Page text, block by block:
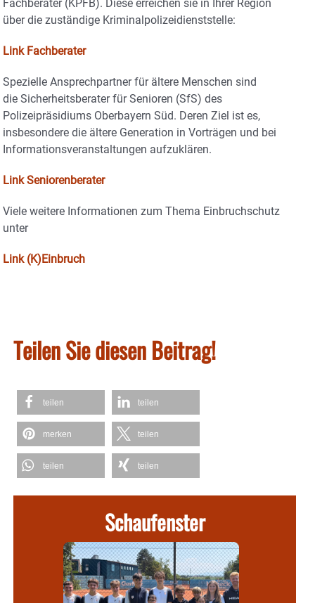
Fachberater (KPFB). Diese erreichen sie in Ihrer Region
über die zuständige Kriminalpolizeidienststelle:
Link Fachberater
Spezielle Ansprechpartner für ältere Menschen sind
die Sicherheitsberater für Senioren (SfS) des
Polizeipräsidiums Oberbayern Süd. Deren Ziel ist es,
insbesondere die ältere Generation in Vorträgen und bei
Informationsveranstaltungen aufzuklären.
Link Seniorenberater
Viele weitere Informationen zum Thema Einbruchschutz
unter
Link (K)Einbruch
Teilen Sie diesen Beitrag!
teilen teilen
merken teilen
teilen teilen
Schaufenster